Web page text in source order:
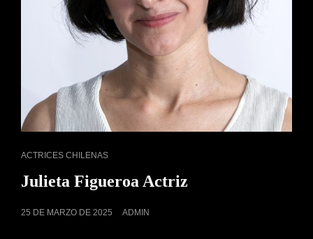
ENLACES
ACTRICES CHILENAS
Julieta Figueroa Actriz
PUBLICADO
25 DE MARZO DE 2025 ADMIN